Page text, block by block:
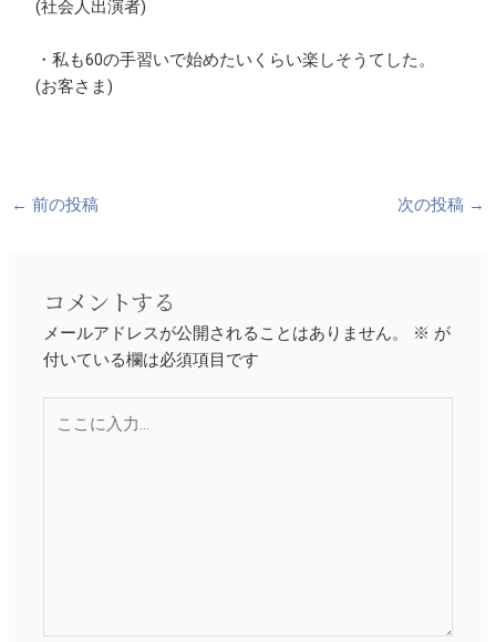
(社会人出演者)
・私も60の手習いで始めたいくらい楽しそうてした。
(お客さま)
← 前の投稿 次の投稿 →
コメントする
メールアドレスが公開されることはありません。 ※ が
付いている欄は必須項目です
こ